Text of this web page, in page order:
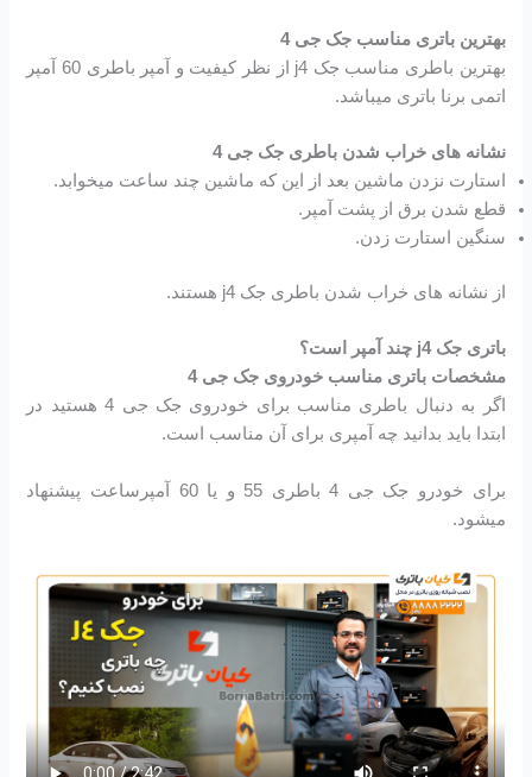
بهترین باتری مناسب جک جی 4
بهترین باطری مناسب جک j4 از نظر کیفیت و آمپر باطری 60 آمپر
اتمی برنا باتری میباشد.
نشانه های خراب شدن باطری جک جی 4
استارت نزدن ماشین بعد از این که ماشین چند ساعت میخوابد.
قطع شدن برق از پشت آمپر.
سنگین استارت زدن.
از نشانه های خراب شدن باطری جک j4 هستند.
باتری جک j4 چند آمپر است؟
مشخصات باتری مناسب خودروی جک جی 4
اگر به دنبال باطری مناسب برای خودروی جک جی 4 هستید در
ابتدا باید بدانید چه آمپری برای آن مناسب است.
برای خودرو جک جی 4 باطری 55 و یا 60 آمپرساعت پیشنهاد
میشود.